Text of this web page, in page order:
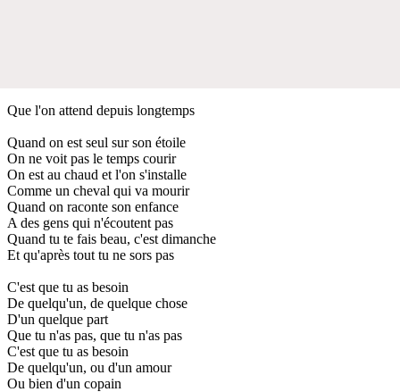
Que l'on attend depuis longtemps
Quand on est seul sur son étoile
On ne voit pas le temps courir
On est au chaud et l'on s'installe
Comme un cheval qui va mourir
Quand on raconte son enfance
A des gens qui n'écoutent pas
Quand tu te fais beau, c'est dimanche
Et qu'après tout tu ne sors pas
C'est que tu as besoin
De quelqu'un, de quelque chose
D'un quelque part
Que tu n'as pas, que tu n'as pas
C'est que tu as besoin
De quelqu'un, ou d'un amour
Ou bien d'un copain